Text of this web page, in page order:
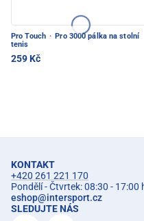
Pro Touch · Pro 3000 pálka na stolní
tenis
259 Kč
KONTAKT
+420 261 221 170
Pondělí - Čtvrtek: 08:30 -
eshop@intersport.cz
SLEDUJTE NÁS